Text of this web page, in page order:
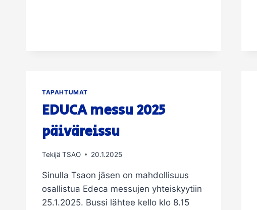
TAPAHTUMAT
EDUCA messu 2025
päiväreissu
Tekijä TSAO 20.1.2025
Sinulla Tsaon jäsen on mahdollisuus
osallistua Edeca messujen yhteiskyytiin
25.1.2025. Bussi lähtee kello klo 8.15